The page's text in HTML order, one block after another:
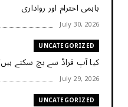
باہمی احترام اور رواداری
July 30, 2026
UNCATEGORIZED
کیا آپ فراڈ سے بچ سکتے
July 29, 2026
UNCATEGORIZED